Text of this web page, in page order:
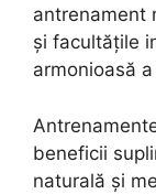
antrenament
și facultățile
armonioasă
beneficii
naturală și